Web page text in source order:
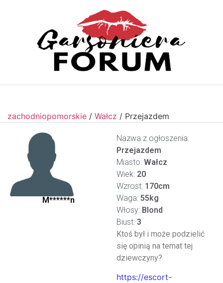
zachodniopomorskie / Wałcz / Przejazdem
M******n
Nazwa z ogłoszenia:
Przejazdem
Miasto: Wałcz
Wiek: 20
Wzrost: 170cm
Waga: 55kg
Włosy: Blond
Biust: 3
Ktoś był i może podzielić
się opinią na temat tej
dziewczyny?
https://escort-